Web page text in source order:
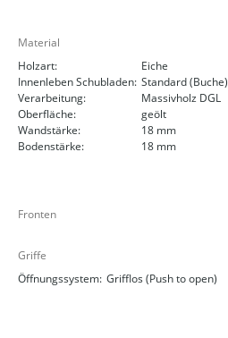
Material
Holzart:
Eiche
Innenleben Schubladen: Standard (Buche)
Verarbeitung:
Massivholz DGL
Oberfläche:
geölt
Wandstärke:
18 mm
Bodenstärke:
18 mm
Fronten
Griffe
Öffnungssystem: Grifflos (Push to open)